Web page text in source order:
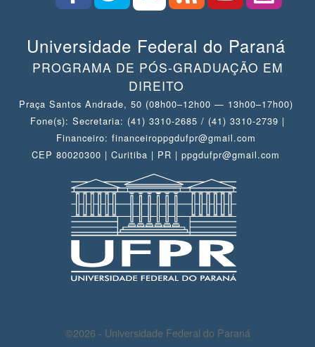
Universidade Federal do Paraná
PROGRAMA DE PÓS-GRADUAÇÃO EM
DIREITO
Praça Santos Andrade, 50 (08h00–12h00 — 13h00–17h00)
Fone(s): Secretaria: (41) 3310-2685 / (41) 3310-2739 |
Financeiro: financeiroppgdufpr@gmail.com
CEP 80020300 | Curitiba | PR | ppgdufpr@gmail.com
©2026 - Universidade Federal do Paraná